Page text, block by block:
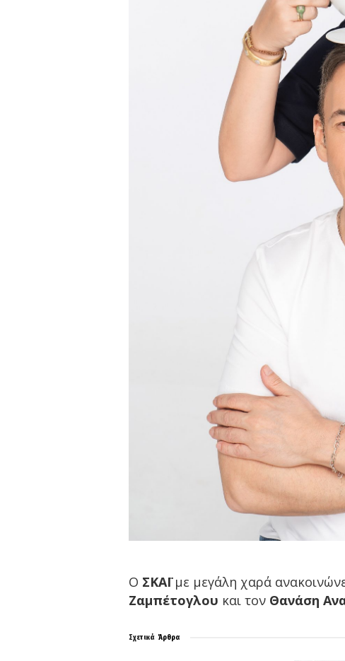
Ο ΣΚΑΪμε μεγάλη χαρά
Ζαμπέτογλου και τον Θανάση
Σχετικά Άρθρα